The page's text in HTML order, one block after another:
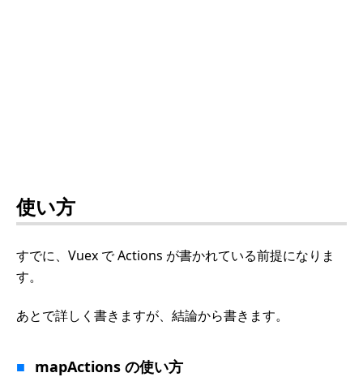
使い方
すでに、Vuex で Actions が書かれている前提になりま
す。
あとで詳しく書きますが、結論から書きます。
mapActions の使い方